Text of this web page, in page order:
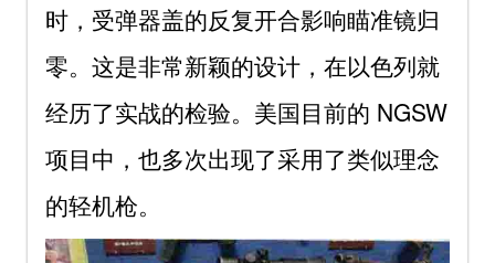
时，受弹器盖的反复开合影响瞄准镜归
零。这是非常新颖的设计，在以色列就
经历了实战的检验。美国目前的 NGSW
项目中，也多次出现了采用了类似理念
的轻机枪。